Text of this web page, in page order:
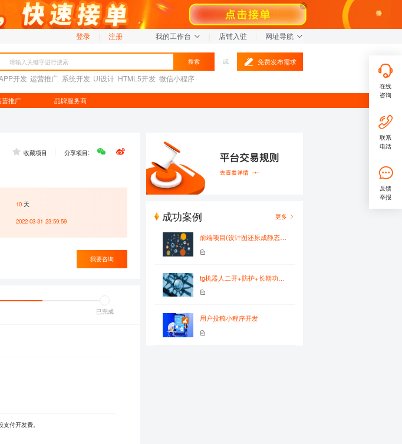
登录 注册 我的工作台 店铺入驻 网址导航
搜索
开发 运营推广 系统开发 UI设计 HTML5开发 微信小程序
或 免费发布需求
营推广 品牌服务商
收藏项目 分享项目:
10 天
2022-03-31 23:59:59
我要咨询
已完成
付开发费。
成功案例 更多
前端项目(设计图还原成静态html页)
tg机器人二开+防护+长期功能开发
用户投稿小程序开发
在线
咨询
联系
电话
反馈
举报